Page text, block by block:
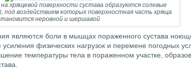
хрящевой поверхности сустава образуются солевые
воздействием которых поверхностная часть хряща
неровной и шершавой
являются боли в мышцах пораженного сустава
физических нагрузок и перемене погодных
температуры тела в пораженном участке,